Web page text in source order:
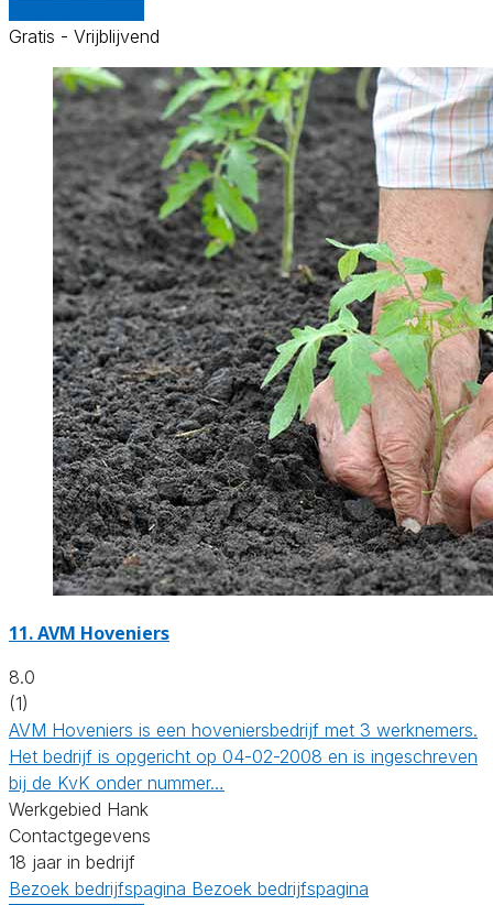
Gratis - Vrijblijvend
11.AVM Hoveniers
8.0
(1)
AVM Hoveniers is een hoveniersbedrijf met 3 werknemers.
Het bedrijf is opgericht op 04-02-2008 en is ingeschreven
bij de KvK onder nummer…
Werkgebied Hank
Contactgegevens
18 jaar in bedrijf
Bezoek bedrijfspagina Bezoek bedrijfspagina